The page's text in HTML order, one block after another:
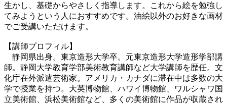
生かし、基礎からやさしく指導します。これから絵を勉強し
てみようという人におすすめです。油絵以外のお好きな画材
でご受講いただけます。
【講師プロフィル】
静岡県出身。東京造形大学卒。元東京造形大学造形学部講
師。静岡大学教育学部美術教育講師など大学講師を歴任。文
化庁在外派遣芸術家。アメリカ・カナダに滞在中は多数の大
学で授業を持つ。大英博物館、ハワイ博物館、ワルシャワ国
立美術館、浜松美術館など、多くの美術館に作品が収蔵され